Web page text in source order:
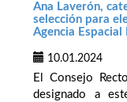
Ana Laverón,
selección para
Agencia Espacial
10.01.2024
El Consejo
designado a